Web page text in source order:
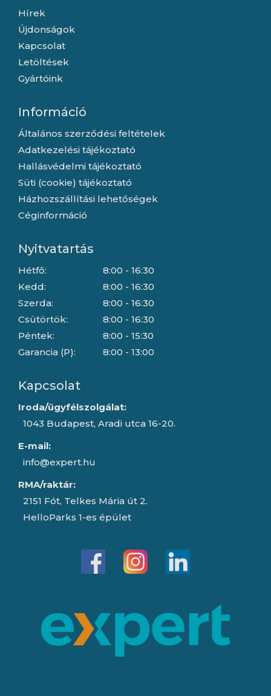
Hírek
Újdonságok
Kapcsolat
Letöltések
Gyártóink
Információ
Általános szerződési feltételek
Adatkezelési tájékoztató
Hallásvédelmi tájékoztató
Süti (cookie) tájékoztató
Házhozszállítási lehetőségek
Céginformáció
Nyitvatartás
Hétfő:
Kedd:
Szerda:
Csütörtök:
Péntek:
Garancia (P):
8:00 - 16:30
8:00 - 16:30
8:00 - 16:30
8:00 - 16:30
8:00 - 15:30
8:00 - 13:00
Kapcsolat
Iroda/ügyfélszolgálat:
1043 Budapest, Aradi utca 16-20.
E-mail:
info@expert.hu
RMA/raktár:
2151 Fót, Telkes Mária út 2.
HelloParks 1-es épület